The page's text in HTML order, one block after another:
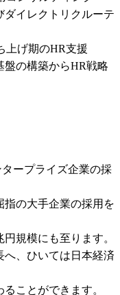
イレクトリクルーテ
上げ期のHR支援
盤の構築からHR戦略
ープライズ企業の採
の大手企業の採用を
規模にも至ります。
、ひいては日本経済
ことができます。